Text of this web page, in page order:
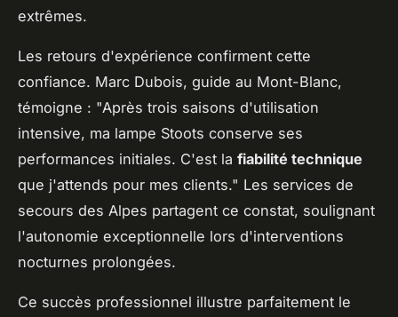
extrêmes.
Les retours d'expérience confirment cette
confiance. Marc Dubois, guide au Mont-Blanc,
témoigne : "Après trois saisons d'utilisation
intensive, ma lampe Stoots conserve ses
performances initiales. C'est la fiabilité technique
que j'attends pour mes clients." Les services de
secours des Alpes partagent ce constat, soulignant
l'autonomie exceptionnelle lors d'interventions
nocturnes prolongées.
Ce succès professionnel illustre parfaitement le